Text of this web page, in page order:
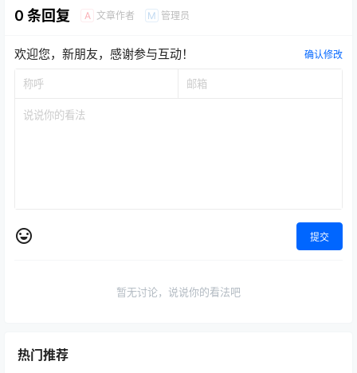
0 条回复 A 文章作者 M 管理员
欢迎您，新朋友，感谢参与互动！ 确认修改
提交
暂无讨论，说说你的看法吧
热门推荐